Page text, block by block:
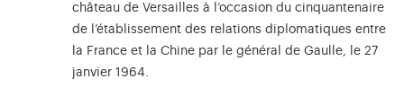
château de Versailles à l’occasion du cinquantenaire
de l’établissement des relations diplomatiques entre
la France et la Chine par le général de Gaulle, le 27
janvier 1964.